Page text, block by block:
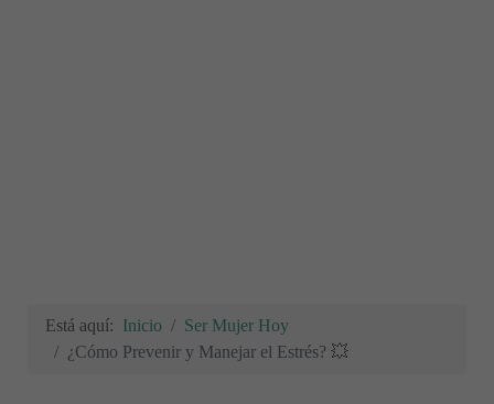
Está aquí: Inicio
Ser Mujer Hoy
¿Cómo Prevenir y Manejar el Estrés? 💥